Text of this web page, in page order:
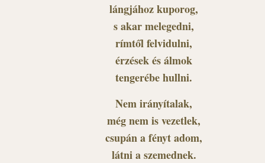
lángjához kuporog,
s akar melegedni,
rímtől felvidulni,
érzések és álmok
tengerébe hullni.
Nem irányítalak,
még nem is vezetlek,
csupán a fényt adom,
látni a szemednek.